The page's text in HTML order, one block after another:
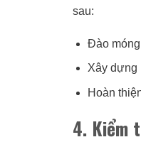
sau:
Đào
Xây dựng
Hoàn
4. Kiểm